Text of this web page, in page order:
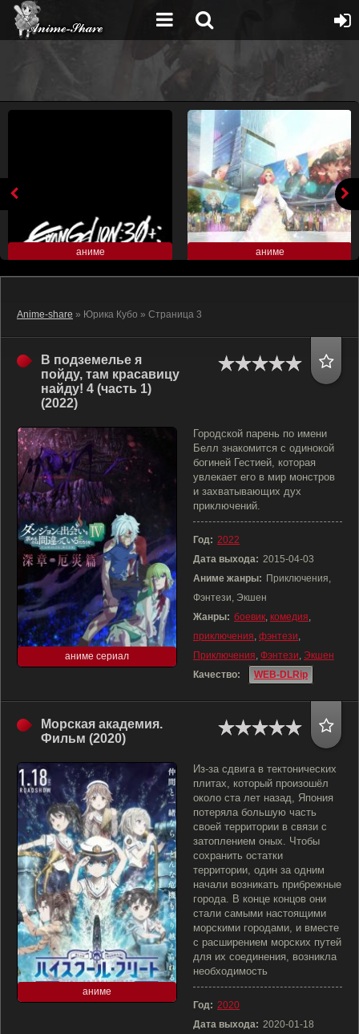
аниме аниме
Anime-share » Юрика Кубо » Страница 3
В подземелье я
пойду, там красавицу
найду! 4 (часть 1)
(2022)
аниме сериал
Городской парень по имени
Белл знакомится с одинокой
богиней Гестией, которая
увлекает его в мир монстров
и захватывающих дух
приключений.
Год: 2022
Дата выхода: 2015-04-03
Аниме жанры: Приключения,
Фэнтези, Экшен
Жанры: боевик, комедия,
приключения, фэнтези,
Приключения, Фэнтези, Экшен
Качество:
WEB-DLRip
Морская академия.
Фильм (2020)
аниме
Из-за сдвига в тектонических
плитах, который произошёл
около ста лет назад, Япония
потеряла большую часть
своей территории в связи с
затоплением оных. Чтобы
сохранить остатки
территории, один за одним
начали возникать прибрежные
города. В конце концов они
стали самыми настоящими
морскими городами, и вместе
с расширением морских путей
для их соединения, возникла
необходимость
Год: 2020
Дата выхода: 2020-01-18